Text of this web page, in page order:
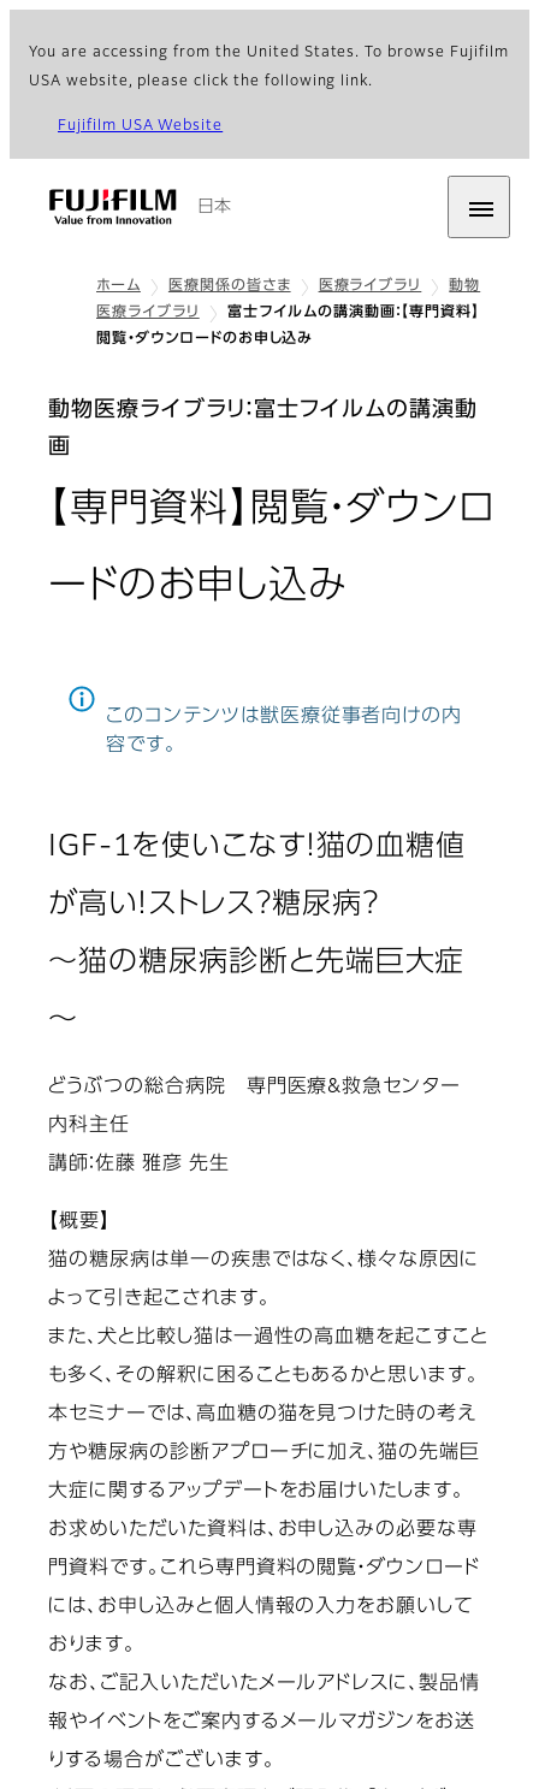
You are accessing from the United States. To browse Fujifilm
USA website, please click the following link.
Fujifilm USA Website
日本
ホーム 医療関係の皆さま 医療ライブラリ
動物
医療ライブラリ
富士フイルムの講演動画：【専門資料】
閲覧・ダウンロードのお申し込み
動物医療ライブラリ：富士フイルムの講演動
画
【専門資料】閲覧・ダウンロ
ードのお申し込み
このコンテンツは獣医療従事者向けの内
容です。
IGF-1を使いこなす！猫の血糖値
が高い！ストレス？糖尿病？
～猫の糖尿病診断と先端巨大症
～
どうぶつの総合病院 専門医療&救急センター
内科主任
講師：佐藤 雅彦 先生
【概要】
猫の糖尿病は単一の疾患ではなく、様々な原因に
よって引き起こされます。
また、犬と比較し猫は一過性の高血糖を起こすこと
も多く、その解釈に困ることもあるかと思います。
本セミナーでは、高血糖の猫を見つけた時の考え
方や糖尿病の診断アプローチに加え、猫の先端巨
大症に関するアップデートをお届けいたします。
お求めいただいた資料は、お申し込みの必要な専
門資料です。これら専門資料の閲覧・ダウンロード
には、お申し込みと個人情報の入力をお願いして
おります。
なお、ご記入いただいたメールアドレスに、製品情
報やイベントをご案内するメールマガジンをお送
りする場合がございます。